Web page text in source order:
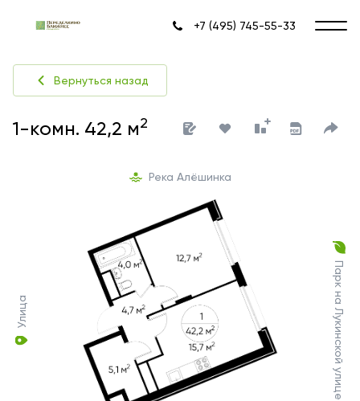
+7 (495) 745-55-33
Вернуться назад
1-комн. 42,2 м2
Улица Парк на Лукинской улице
Река Алёшинка